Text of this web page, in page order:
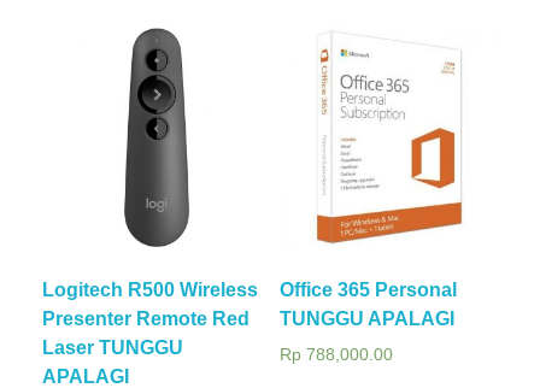
Logitech R500 Wireless
Presenter Remote Red
Laser TUNGGU
APALAGI
Office 365 Personal
TUNGGU APALAGI
Rp788,000.00